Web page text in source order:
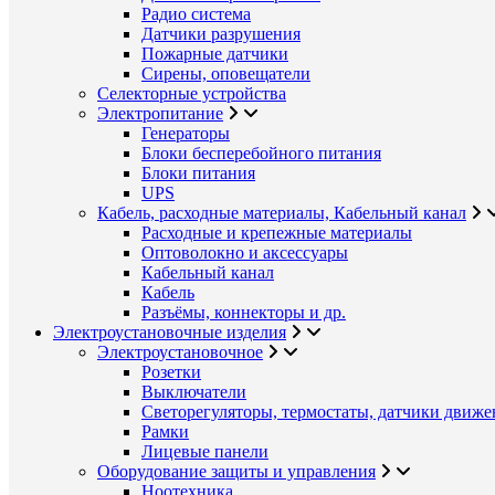
Радио система
Датчики разрушения
Пожарные датчики
Сирены, оповещатели
Селекторные устройства
Электропитание
Генераторы
Блоки бесперебойного питания
Блоки питания
UPS
Кабель, расходные материалы, Кабельный канал
Расходные и крепежные материалы
Оптоволокно и аксессуары
Кабельный канал
Кабель
Разъёмы, коннекторы и др.
Электроустановочные изделия
Электроустановочное
Розетки
Выключатели
Светорегуляторы, термостаты, датчики
Рамки
Лицевые панели
Оборудование защиты и управления
Ноотехника